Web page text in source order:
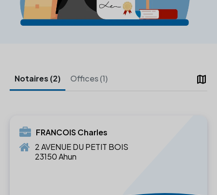
map
Notaires (2) Offices (1)
FRANCOIS Charles
2 AVENUE DU PETIT BOIS
23150 Ahun